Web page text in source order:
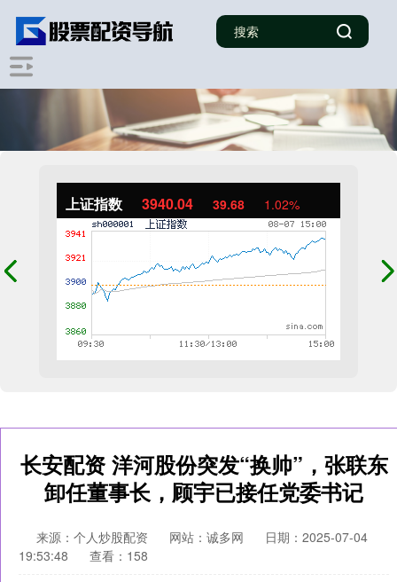
上证指数 3940.04 39.68 1.02%
长安配资 洋河股份突发“换帅”，张联东
卸任董事长，顾宇已接任党委书记
来源：个人炒股配资 网站：诚多网
日期：2025-07-04
19:53:48
查看：158